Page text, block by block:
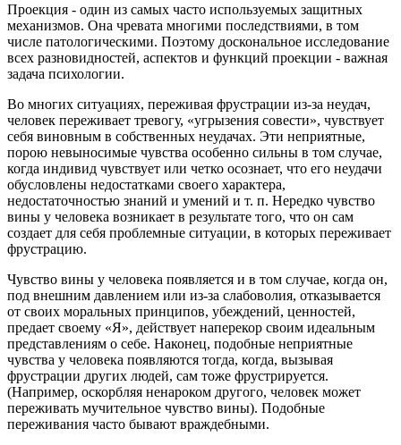
Проекция - один из самых часто используемых защитных
механизмов. Она чревата многими последствиями, в том
числе патологическими. Поэтому доскональное исследование
всех разновидностей, аспектов и функций проекции - важная
задача психологии.
Во многих ситуациях, переживая фрустрации из-за неудач,
человек переживает тревогу, «угрызения совести», чувствует
себя виновным в собственных неудачах. Эти неприятные,
порою невыносимые чувства особенно сильны в том случае,
когда индивид чувствует или четко осознает, что его неудачи
обусловлены недостатками своего характера,
недостаточностью знаний и умений и т. п. Нередко чувство
вины у человека возникает в результате того, что он сам
создает для себя проблемные ситуации, в которых переживает
фрустрацию.
Чувство вины у человека появляется и в том случае, когда он,
под внешним давлением или из-за слабоволия, отказывается
от своих моральных принципов, убеждений, ценностей,
предает своему «Я», действует наперекор своим идеальным
представлениям о себе. Наконец, подобные неприятные
чувства у человека появляются тогда, когда, вызывая
фрустрации других людей, сам тоже фрустрируется.
(Например, оскорбляя ненароком другого, человек может
переживать мучительное чувство вины). Подобные
переживания часто бывают враждебными.